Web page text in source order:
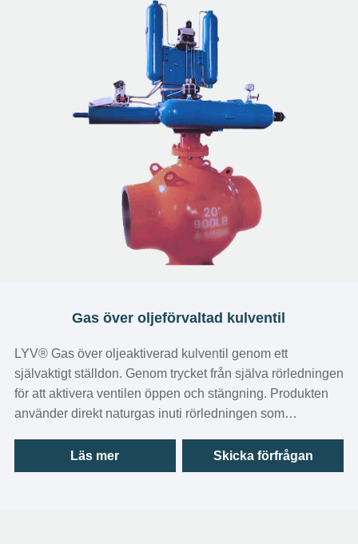
Gas över oljeförvaltad kulventil
LYV®️ Gas över oljeaktiverad kulventil genom ett
självaktigt ställdon. Genom trycket från själva rörledningen
för att aktivera ventilen öppen och stängning. Produkten
använder direkt naturgas inuti rörledningen som
tryck. Genom lufttillförselfiltreringsprocess utan
dekomprimering.
Läs mer Skicka förfrågan